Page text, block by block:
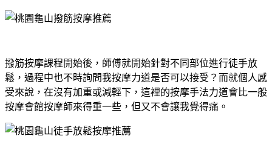
撥筋按摩課程開始後，師傅就開始針對不同部位進行徒手放
鬆，過程中也不時詢問我按摩力道是否可以接受？而就個人感
受來說，在沒有加重或減輕下，這裡的按摩手法力道會比一般
按摩會館按摩師來得重一些，但又不會讓我覺得痛。